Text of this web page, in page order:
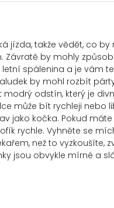
takže vědět, co by
by mohly
spálenina a je vám
by mohl rozbít
odstín, který je
může bít rychleji nebo
jako kočka. Pokud
rychle. Vyhněte se
než to vyzkoušíte,
jsou obvykle mírné a